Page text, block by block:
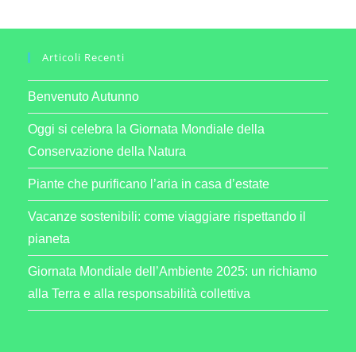
Articoli Recenti
Benvenuto Autunno
Oggi si celebra la Giornata Mondiale della
Conservazione della Natura
Piante che purificano l’aria in casa d’estate
Vacanze sostenibili: come viaggiare rispettando il
pianeta
Giornata Mondiale dell’Ambiente 2025: un richiamo
alla Terra e alla responsabilità collettiva